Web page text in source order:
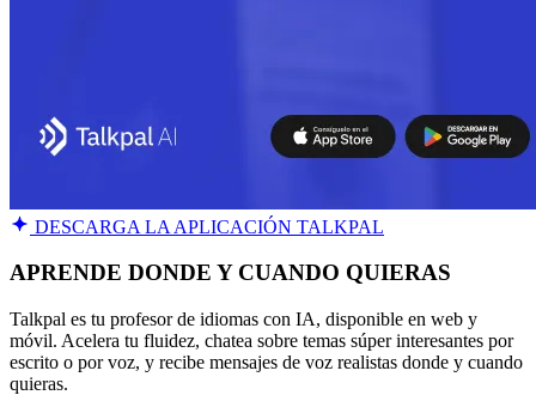
DESCARGA LA APLICACIÓN TALKPAL
APRENDE DONDE Y CUANDO QUIERAS
Talkpal es tu profesor de idiomas con IA, disponible en web y
móvil. Acelera tu fluidez, chatea sobre temas súper interesantes por
escrito o por voz, y recibe mensajes de voz realistas donde y cuando
quieras.